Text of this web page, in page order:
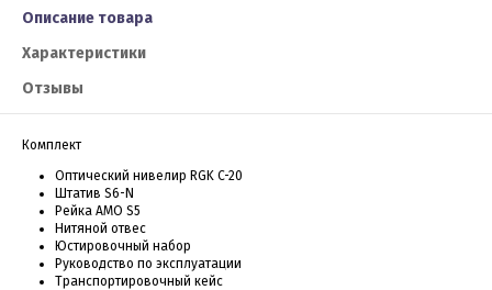
Описание товара
Характеристики
Отзывы
Комплект
Оптический нивелир RGK C-20
Штатив S6-N
Рейка AMO S5
Нитяной отвес
Юстировочный набор
Руководство по эксплуатации
Транспортировочный кейс